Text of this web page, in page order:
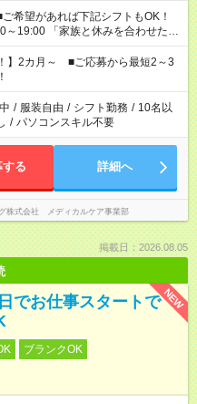
みを合わせた
備がしたい」 「できれば残業はし
ださいね。 ※Wワーク希望
する勤務時間と、もう1つのお仕事
を超える場合は応募できません。
】2カ月～ ■ご応募から最短2～3
/ 服装自由 / シフト勤務 / 10名以
/ パソコンスキル不要
する 詳細へ
株式会社 メディカルケア事業部
掲載日：2026.08.05
NEW
でお仕事スタートで
ブランクOK